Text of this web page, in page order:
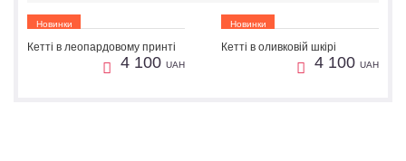
Новинки
1 Пошиття
Кетті в леопардовому принті
4 100 UAH
Новинки
1 Пошиття
Кетті в оливковій шкірі
4 100 UAH